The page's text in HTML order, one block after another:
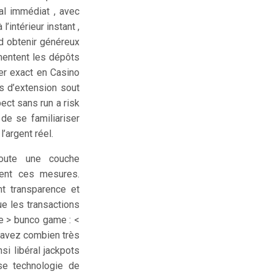
immédiat , avec
instant ,
obtenir généreux
les dépôts
exact en Casino
d’extension sout
sans run a risk
de se familiariser
réel.
une couche
ces mesures.
transparence et
les transactions
> bunco game : <
combien très
libéral jackpots
technologie de